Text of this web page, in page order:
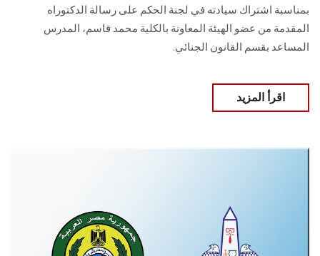
بمناسبة اشتراك سيادته في لجنة الحكم على رسالة الدكتوراه
المقدمة من عضو الهيئة المعاونة بالكلية محمد قاسم، المدرس
المساعد بقسم القانون الجنائي.
اقرأ المزيد